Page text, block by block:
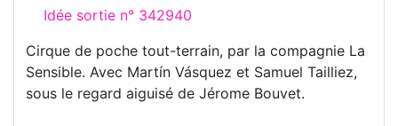
Idée sortie n° 342940
Cirque de poche tout-terrain, par la compagnie La
Sensible. Avec Martín Vásquez et Samuel Tailliez,
sous le regard aiguisé de Jérome Bouvet.